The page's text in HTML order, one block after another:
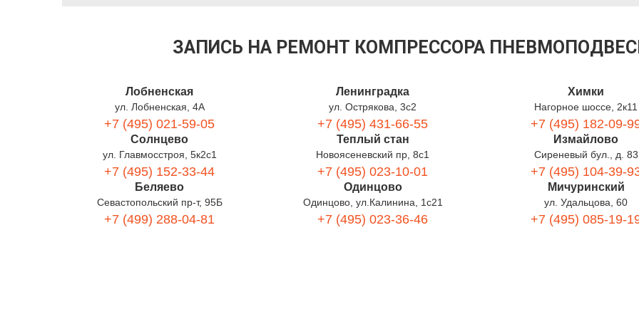
ЗАПИСЬ НА РЕМОНТ КОМПРЕССОРА
Лобненская
ул. Лобненская, 4А
+7 (495) 021-59-05
Ленинградка
ул. Острякова, 3с2
+7 (495) 431-66-55
Химки
Нагорное шоссе, 2к11
+7 (495) 182-09-
Солнцево
ул. Главмосстроя, 5к2с1
+7 (495) 152-33-44
Теплый стан
Новоясеневский пр, 8с1
+7 (495) 023-10-01
Измайлово
Сиреневый бул., д. 83
+7 (495) 104-39-
Беляево
Севастопольский пр-т, 95Б
+7 (499) 288-04-81
Одинцово
Одинцово, ул.Калинина, 1с21
+7 (495) 023-36-46
Мичуринский
ул. Удальцова, 60
+7 (495) 085-19-